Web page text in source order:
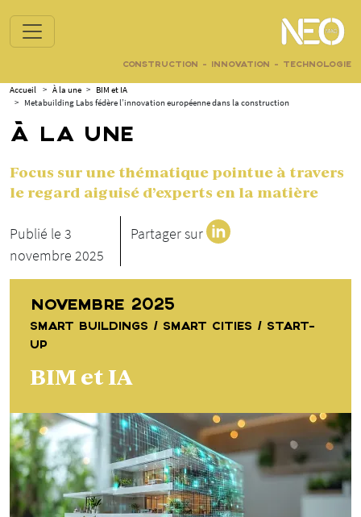
CONSTRUCTION - INNOVATION - TECHNOLOGIE
Accueil > À la une > BIM et IA
>
Metabuilding Labs fédère l’innovation européenne dans la construction
À LA UNE
Focus sur une thématique pointue à travers
le regard aiguisé d’experts en la matière
Publié le 3
novembre 2025
Partager sur
NOVEMBRE 2025
SMART BUILDINGS / SMART CITIES / START-
UP
BIM et IA